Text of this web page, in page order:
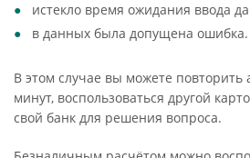
истекло время ожидания ввода
в данных была допущена ошибка.
В этом случае вы можете
минут, воспользоваться другой
свой банк для решения вопроса.